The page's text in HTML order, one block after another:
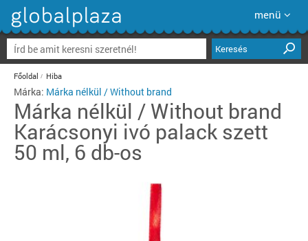
menü
Keresés
Főoldal Hiba
Márka: Márka nélkül / Without brand
Márka nélkül / Without brand
Karácsonyi ivó palack szett
50 ml, 6 db-os